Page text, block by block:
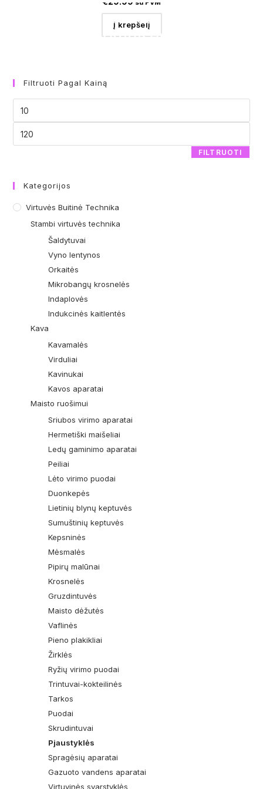
su PVM
Į krepšelį
Filtruoti Pagal Kainą
FILTRUOTI
Kategorijos
Virtuvės Buitinė Technika
Stambi virtuvės technika
Šaldytuvai
Vyno lentynos
Orkaitės
Mikrobangų krosnelės
Indaplovės
Indukcinės kaitlentės
Kava
Kavamalės
Virduliai
Kavinukai
Kavos aparatai
Maisto ruošimui
Sriubos virimo aparatai
Hermetiški maišeliai
Ledų gaminimo aparatai
Peiliai
Lėto virimo puodai
Duonkepės
Lietinių blynų keptuvės
Sumuštinių keptuvės
Kepsninės
Mėsmalės
Pipirų malūnai
Krosnelės
Gruzdintuvės
Maisto dėžutės
Vaflinės
Pieno plakikliai
Žirklės
Ryžių virimo puodai
Trintuvai-kokteilinės
Tarkos
Puodai
Skrudintuvai
Pjaustyklės
Spragėsių aparatai
Gazuoto vandens aparatai
Virtuvinės svarstyklės